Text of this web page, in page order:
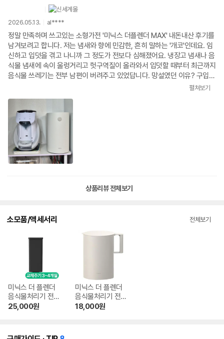
느껴졌습니다.미닉스 맥스를 사용하면서 처음으로 생각이 바뀌었습니다. 이
건 단순한 개선이 아니라 생활을 바꿔주는 혁신입니다. 버튼 한 번 누르거나
그냥 넣어두기만 해도 오토 기능으로 알아서 처리해주니, 내가 신경 쓸 일이
거의 없습니다. 소음은 조용하고, 냄새는 거의 느껴지지 않으며, 건조 성능
은 확실합니다. A~C사에서 겪었던 모든 단점을 미닉스가 다 해결해줬다는
느낌을 받았어요.디자인 역시 정말 만족스럽습니다. 화이트·그레이 톤의 주
방 인테리어와 완벽하게 어울리는 깔끔하고 스마트한 디자인이라 가전이라
기보다 인테리어 소품처럼 느껴집니다. 주방에 두는 것 자체가 부담이 없고
오히려 분위기를 더 살려줍니다.퇴근 후 지친 몸으로도 “이건 내가 감당할
스 맥스는 음식물 쓰레기 처리기가 아니라, 바쁜 일상 속 나를 도와주는 진
짜 완성형 생활가전입니다.
2026.05.13. al****
정말 만족하며 쓰고있는 소형가전 '미닉스 더플렌더 MAX' 내돈내산 후기를
남겨보려고 합니다. 저는 냄새와 향에 민감한, 흔히 말하는 '개코'인데요. 임
신하고 입덧을 겪고 나니까 그 정도가 전보다 심해졌어요. 냉장고 냄새나 음
식물 냄새에 속이 울렁거리고 헛구역질이 올라와서 입덧할 때부터 최근까지
음식물 쓰레기는 전부 남편이 버려주고 있었답니다. 망설였던 이유? 구입한
스 더플렌더 MAX 광고를 보게 됐어요. 유튜버 <고재영> 채널이었는데요.
닭뼈는 기본이고 대게 껍데기 까지 통째로 건조/분쇄가 되더라고요. 치킨 먹
고 나서 일반쓰레기 통에 뼈 버리면 냄새 장난 아닌데... 음쓰 뿐만 아니라 일
반쓰레기 냄새까지 잡을 수 있을 것 같았어요. (사용해보니 만족도 별 오조
오억개) 미닉스 더플렌더 MAX는 부드러운 화이트 톤이라서 주방과도 잘 어
울려요. 크기도 딱 정수기 정도라서 부담스럽지 않아서 좋답니다. 전에는 자
어나서 쓸만하다고 생각했어요. 영상에서 봤던 미닉스의 깔끔한 디자인이
던거 생각하면... 이건 입덧 필수템입니다! 미닉스 더플렌더 MAX 가격은?
저는 SSG.com에서 구입했어요. 여기가 최저가는 아니었고, 신세계 상품권
받아놓은게 있어서 그걸 사용했어요. 상품권을 쓱머니로 충전하면 구매 가
는 음쓰봉에 비해 너무 값이 나가니까, 이 돈을 쓰는게 과연 맞는가...! 고민
먹는 수준입니다. 특히 저처럼 코가 예민한 사람에게는 만족도가 높을 수밖
에요. Pro? Max? 결국 Max 선택한 이유 저는 최근에 육아휴직으로 일을
쉬며, 집에서 식사를 자주 하다보니까 생각보다 음식물 쓰레기가 많이 나오
더라구요. 몇개월 뒤면 이유식도 해야 하는데 그 때 나오는 쓰레기를 감당하
있어요. 소음은 얼마나? 사용하며 좋았던 점? 하루에 2-3끼 먹으면 음식물
펼쳐보기
상품리뷰 전체보기
소모품/액세서리 전체보기
미닉스 더 플렌더
음식물처리기 전용
하드 락 필터 (1개)
25,000원
미닉스 더 플렌더
음식물처리기 전용
푸드 컨테이너 (일
18,000원